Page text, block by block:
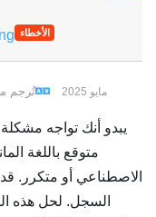
الأخطاء
22 مايو 2025 تُرجم
يبدو أنك تواجه
متوقع باللغة
الاصطناعي أو متكرر.
السجل. لحل هذه